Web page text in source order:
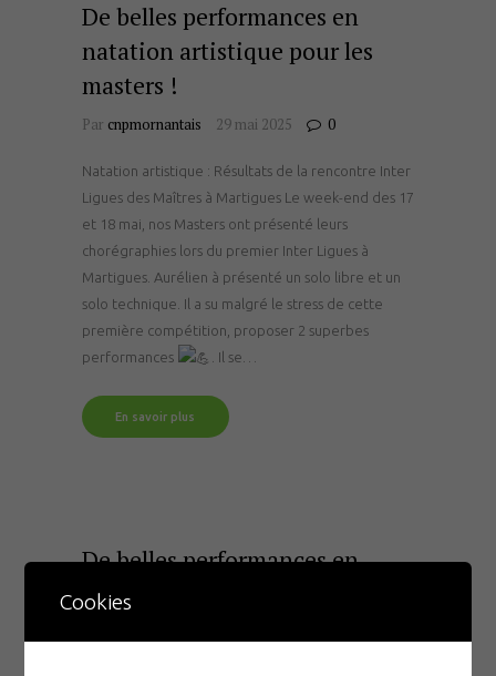
De belles performances en
natation artistique pour les
masters !
Par cnpmornantais 29 mai 2025 0
Natation artistique : Résultats de la rencontre Inter
Ligues des Maîtres à Martigues Le week-end des 17
et 18 mai, nos Masters ont présenté leurs
chorégraphies lors du premier Inter Ligues à
Martigues. Aurélien à présenté un solo libre et un
solo technique. Il a su malgré le stress de cette
première compétition, proposer 2 superbes
performances
. Il se…
En savoir plus
De belles performances en
natation artistique pour les
Cookies